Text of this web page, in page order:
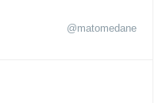
@matomedane